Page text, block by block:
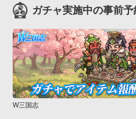
ガチャ実施中の事前予
W三国志